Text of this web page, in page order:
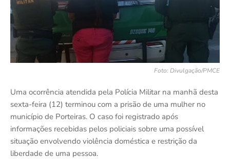
Foto: Divulgação/PMCE
Uma ocorrência atendida pela Polícia Militar na manhã desta
sexta-feira (12) terminou com a prisão de uma mulher no
município de Porteiras. O caso foi registrado após
informações recebidas pelos policiais sobre uma possível
situação envolvendo violência doméstica e restrição da
liberdade de uma pessoa.